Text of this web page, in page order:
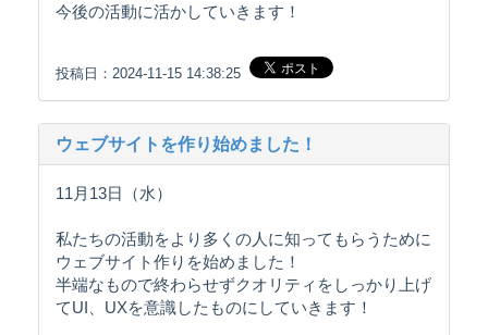
今後の活動に活かしていきます！
投稿日：2024-11-15 14:38:25
ウェブサイトを作り始めました！
11月13日（水）
私たちの活動をより多くの人に知ってもらうために
ウェブサイト作りを始めました！
半端なもので終わらせずクオリティをしっかり上げ
てUI、UXを意識したものにしていきます！